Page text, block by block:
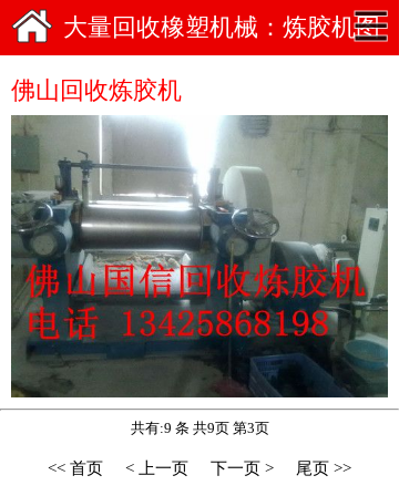
大量回收橡塑机械：炼胶机图
佛山回收炼胶机
共有:9 条 共9页 第3页
<< 首页 < 上一页 下一页 > 尾页 >>